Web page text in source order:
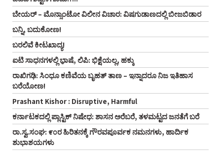
ಬೇಯರ್ – ಮೊನ್ಸಾಂಟೋ ವಿಲೀನ ವಿಚಾರ: ವಿಷಗುಡಾಣದಲ್ಲಿ ಬೀಜಬಿಡಾರ
ಬನ್ನಿ, ಬದುಕೋಣ!
ಬರಲಿವೆ ಕೀಟಖಾದ್ಯ!
ಐಟಿ ಸಾಧನಗಳಲ್ಲಿ ಭಾ಼ಷೆ, ಲಿಪಿ: ಭಿಕ್ಷೆಯಲ್ಲ, ಹಕ್ಕು
ರಾಖಿಗಢಿ: ಸಿಂಧೂ ಕಣಿವೆಯ ಬೃಹತ್ ತಾಣ – ಇನ್ನಾದರೂ ನಿಜ ಇತಿಹಾಸ
ಬರೆಯೋಣ!
Prashant Kishor : Disruptive, Harmful
ಕರ್ನಾಟಕದಲ್ಲಿ ಪ್ಲಾಸ್ಟಿಕ್‌ ನಿಷೇಧ: ಶಾಸನ ಅರೆಬರೆ, ತಳಮಟ್ಟದ ಜನತೆಗೆ ಬರೆ
ರಾ.ಸ್ವ.ಸಂಘ: ೯೦ರ ಹಿರಿತನಕ್ಕೆ ಗೌರವಪೂರ್ವಕ ನಮನಗಳು, ಹಾರ್ದಿಕ
ಶುಭಾಶಯಗಳು